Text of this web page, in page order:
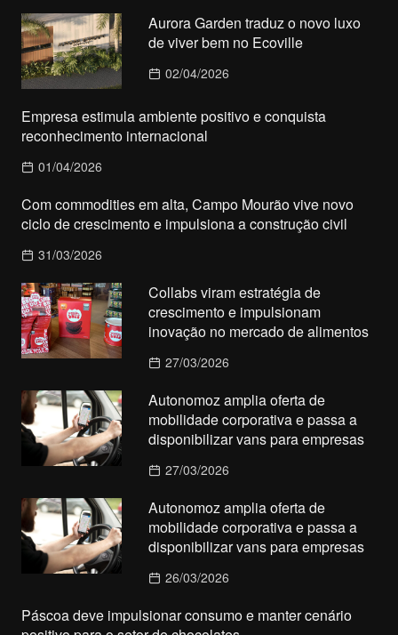
Aurora Garden traduz o novo luxo
de viver bem no Ecoville
02/04/2026
Empresa estimula ambiente positivo e conquista
reconhecimento internacional
01/04/2026
Com commodities em alta, Campo Mourão vive novo
ciclo de crescimento e impulsiona a construção civil
31/03/2026
Collabs viram estratégia de
crescimento e impulsionam
inovação no mercado de alimentos
27/03/2026
Autonomoz amplia oferta de
mobilidade corporativa e passa a
disponibilizar vans para empresas
27/03/2026
Autonomoz amplia oferta de
mobilidade corporativa e passa a
disponibilizar vans para empresas
26/03/2026
Páscoa deve impulsionar consumo e manter cenário